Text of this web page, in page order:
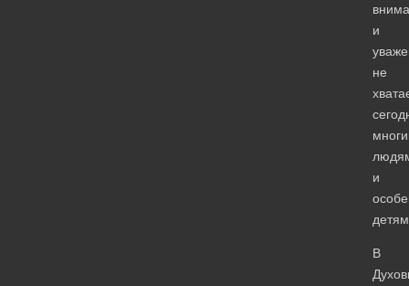
и
не
и
В